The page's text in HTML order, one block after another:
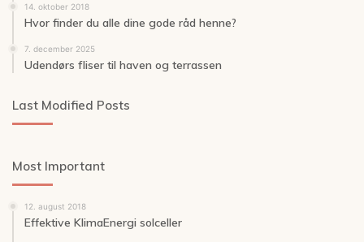
14. oktober 2018
Hvor finder du alle dine gode råd henne?
7. december 2025
Udendørs fliser til haven og terrassen
Last Modified Posts
Most Important
12. august 2018
Effektive KlimaEnergi solceller